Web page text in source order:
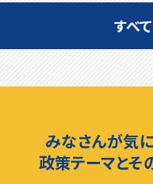
すべ
みなさんが気
政策テーマとそ